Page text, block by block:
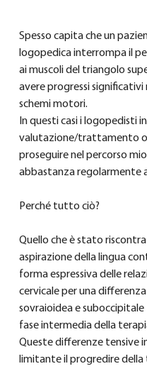
Spesso capita che un
logopedica interrompa il
ai muscoli del triangolo
avere progressi significativi
schemi motori.
In questi casi i logopedisti
valutazione/trattamento
proseguire nel percorso
abbastanza regolarmente
Perché tutto ciò?
Quello che è stato
aspirazione della lingua
forma espressiva delle
cervicale per una
sovraioidea e suboccipitale
fase intermedia della
Queste differenze tensive
limitante il progredire della